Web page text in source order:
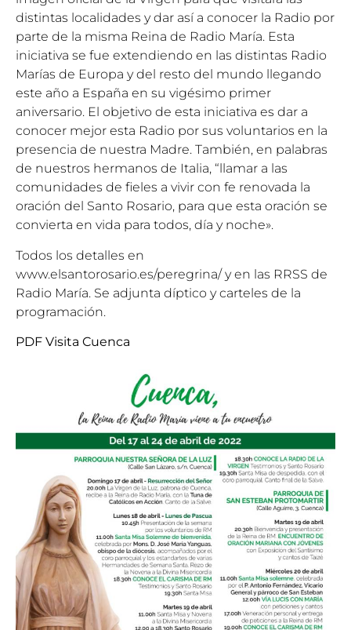
distintas localidades y dar así a conocer la Radio por
parte de la misma Reina de Radio María. Esta
iniciativa se fue extendiendo en las distintas Radio
Marías de Europa y del resto del mundo llegando
este año a España en su vigésimo primer
aniversario. El objetivo de esta iniciativa es dar a
conocer mejor esta Radio por sus voluntarios en la
presencia de nuestra Madre. También, en palabras
de nuestros hermanos de Italia, “llamar a las
comunidades de fieles a vivir con fe renovada la
oración del Santo Rosario, para que esta oración se
convierta en vida para todos, día y noche».
Todos los detalles en
www.elsantorosario.es/peregrina/y en las RRSS de
Radio María. Se adjunta díptico y carteles de la
programación.
PDF Visita Cuenca